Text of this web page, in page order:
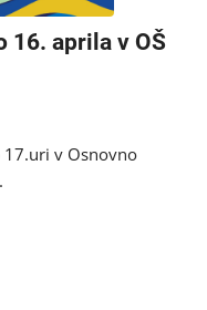
16. aprila v OŠ
v Osnovno